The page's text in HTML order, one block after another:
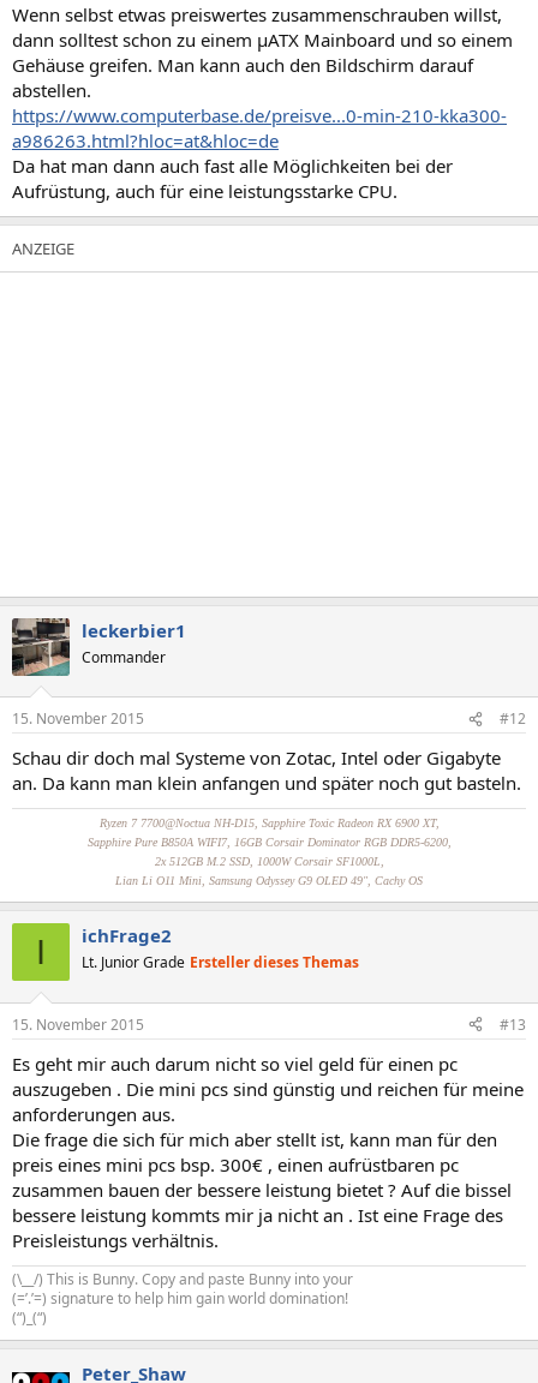
Wenn selbst etwas preiswertes zusammenschrauben willst,
dann solltest schon zu einem µATX Mainboard und so einem
Gehäuse greifen. Man kann auch den Bildschirm darauf
abstellen.
https://www.computerbase.de/preisve...0-min-210-kka300-
a986263.html?hloc=at&hloc=de
Da hat man dann auch fast alle Möglichkeiten bei der
Aufrüstung, auch für eine leistungsstarke CPU.
leckerbier1
Commander
15. November 2015 #12
Schau dir doch mal Systeme von Zotac, Intel oder Gigabyte
an. Da kann man klein anfangen und später noch gut basteln.
Ryzen 7 7700@Noctua NH-D15, Sapphire Toxic Radeon RX 6900 XT,
Sapphire Pure B850A WIFI7, 16GB Corsair Dominator RGB DDR5-6200,
2x 512GB M.2 SSD, 1000W Corsair SF1000L,
Lian Li O11 Mini, Samsung Odyssey G9 OLED 49", Cachy OS
I ichFrage2
Lt. Junior Grade Ersteller dieses Themas
15. November 2015 #13
Es geht mir auch darum nicht so viel geld für einen pc
auszugeben . Die mini pcs sind günstig und reichen für meine
anforderungen aus.
Die frage die sich für mich aber stellt ist, kann man für den
preis eines mini pcs bsp. 300€ , einen aufrüstbaren pc
zusammen bauen der bessere leistung bietet ? Auf die bissel
bessere leistung kommts mir ja nicht an . Ist eine Frage des
Preisleistungs verhältnis.
(\__/) This is Bunny. Copy and paste Bunny into your
(=’.’=) signature to help him gain world domination!
(“)_(“)
Peter_Shaw